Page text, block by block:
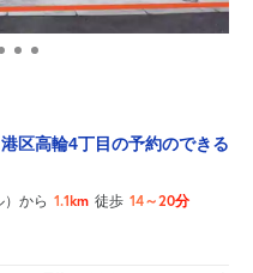
区高輪4丁目の予約のできる
から 1.1km 徒歩 14～20分